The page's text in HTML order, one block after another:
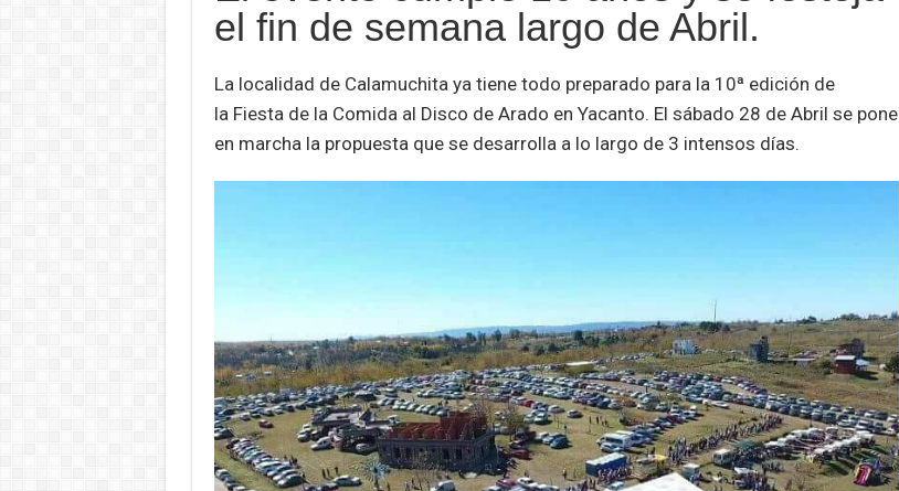
s
p
p
b
o
k
er
dI n
er
p
tir
el fin de semana largo de Abril.
La localidad de Calamuchita ya tiene todo preparado para la 10ª edición de
la Fiesta de la Comida al Disco de Arado en Yacanto. El sábado 28 de Abril se pone
en marcha la propuesta que se desarrolla a lo largo de 3 intensos días.